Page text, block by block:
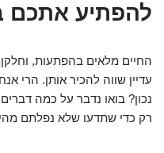
להפתיע אתכם
החיים מלאים בהפתעות,
עדיין שווה להכיר אותן. הרי
נכון? בואו נדבר על כמה
רק כדי שתדעו שלא נפלתם